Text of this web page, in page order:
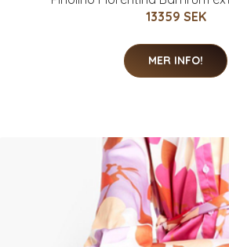
13359 SEK
MER INFO!